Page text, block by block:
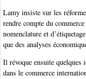
Lamy insiste sur les
rendre compte du
nomenclature et
que des analyses
Il révoque ensuite quelques
dans le commerce